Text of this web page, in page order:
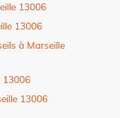
13006
13006
à Marseille
13006
13006